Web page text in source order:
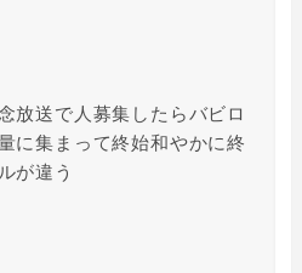
放送で人募集したらバビロ
に集まって終始和やかに終
が違う